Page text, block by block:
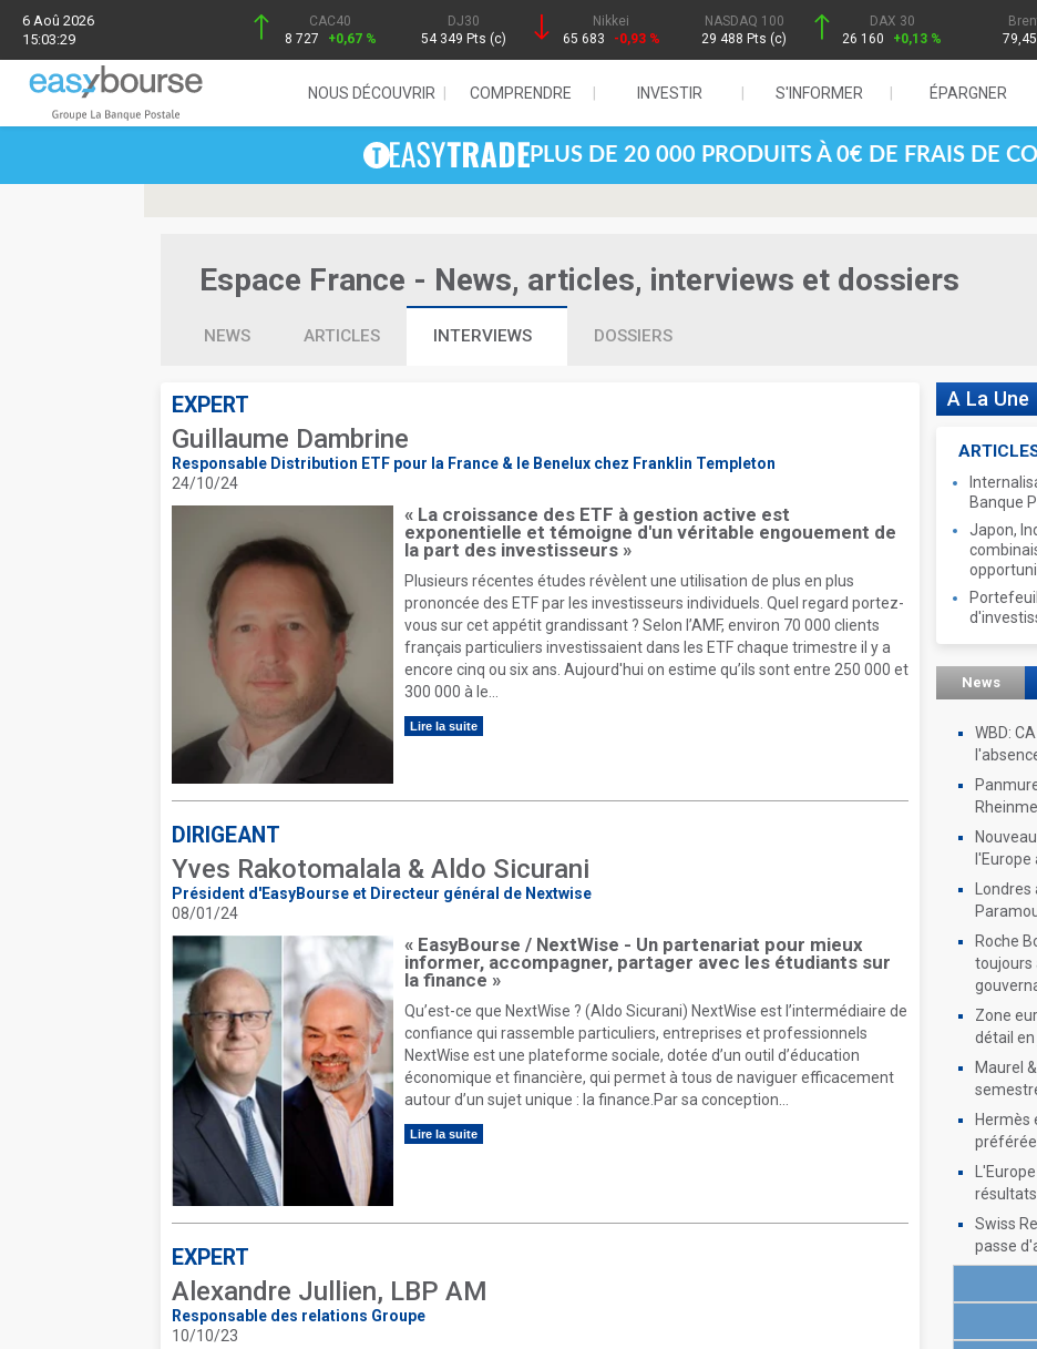
6 Aoû 2026
15:03:29
CAC40
8 727
+0,67 %
DJ30
54 349 Pts (c)
Nikkei
65 683
-0,93 %
NASDAQ 100
29 488 Pts (c)
DAX 30
26 160
+0,13 %
NOUS DÉCOUVRIR COMPRENDRE INVESTIR S'INFORMER ÉPARGNER
PLUS DE 20 000 PRODUITS À 0€ DE FRAIS DE
Espace France - News, articles, interviews et dossiers
NEWS ARTICLES INTERVIEWS DOSSIERS
EXPERT
Guillaume Dambrine
Responsable Distribution ETF pour la France & le Benelux chez Franklin Templeton
24/10/24
« La croissance des ETF à gestion active est
exponentielle et témoigne d'un véritable engouement de
la part des investisseurs »
Plusieurs récentes études révèlent une utilisation de plus en plus
prononcée des ETF par les investisseurs individuels. Quel regard portez-
vous sur cet appétit grandissant ? Selon l’AMF, environ 70 000 clients
français particuliers investissaient dans les ETF chaque trimestre il y a
encore cinq ou six ans. Aujourd'hui on estime qu’ils sont entre 250 000 et
300 000 à le...
Lire la suite
DIRIGEANT
Yves Rakotomalala & Aldo Sicurani
Président d'EasyBourse et Directeur général de Nextwise
08/01/24
« EasyBourse / NextWise - Un partenariat pour mieux
informer, accompagner, partager avec les étudiants sur
la finance »
Qu’est-ce que NextWise ? (Aldo Sicurani) NextWise est l’intermédiaire de
confiance qui rassemble particuliers, entreprises et professionnels
NextWise est une plateforme sociale, dotée d’un outil d’éducation
économique et financière, qui permet à tous de naviguer efficacement
autour d’un sujet unique : la finance.Par sa conception...
Lire la suite
EXPERT
Alexandre Jullien, LBP AM
Responsable des relations Groupe
10/10/23
A La Une
Banque
Japon,
News
WBD:
Roche
toujours
Zone
détail en
Maurel
Hermès
Swiss
passe